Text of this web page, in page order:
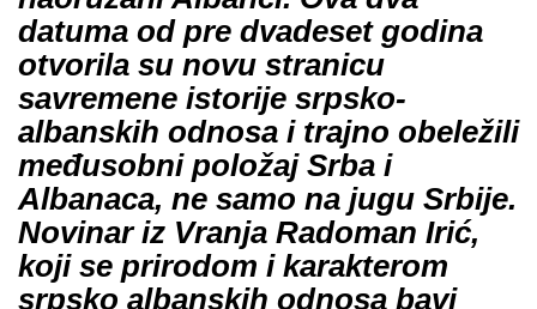
datuma od pre dvadeset godina
otvorila su novu stranicu
savremene istorije srpsko-
albanskih odnosa i trajno obeležili
međusobni položaj Srba i
Albanaca, ne samo na jugu Srbije.
Novinar iz Vranja Radoman Irić,
koji se prirodom i karakterom
srpsko albanskih odnosa bavi